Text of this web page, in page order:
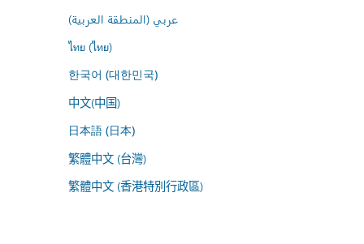
عربي (المنطقة العربية)
ไทย (ไทย)
한국어 (대한민국)
中文(中国)
日本語 (日本)
繁體中文 (台灣)
繁體中文 (香港特別行政區)